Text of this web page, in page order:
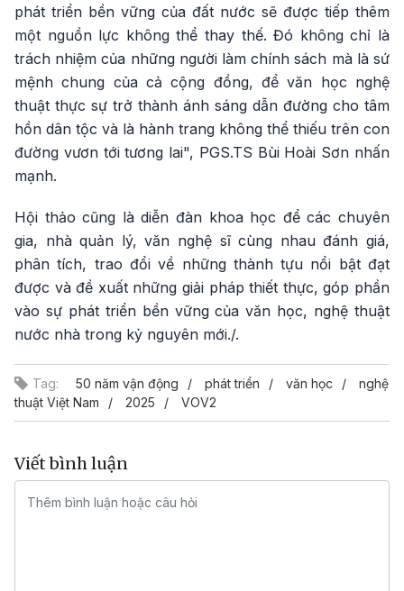
phát triển bền vững của đất nước sẽ được tiếp thêm
một nguồn lực không thể thay thế. Đó không chỉ là
trách nhiệm của những người làm chính sách mà là sứ
mệnh chung của cả cộng đồng, để văn học nghệ
thuật thực sự trở thành ánh sáng dẫn đường cho tâm
hồn dân tộc và là hành trang không thể thiếu trên con
đường vươn tới tương lai", PGS.TS Bùi Hoài Sơn nhấn
mạnh.
Hội thảo cũng là diễn đàn khoa học để các chuyên
gia, nhà quản lý, văn nghệ sĩ cùng nhau đánh giá,
phân tích, trao đổi về những thành tựu nổi bật đạt
được và đề xuất những giải pháp thiết thực, góp phần
vào sự phát triển bền vững của văn học, nghệ thuật
nước nhà trong kỷ nguyên mới./.
Tag: 50 năm vận động phát triển văn học
nghệ
thuật Việt Nam
2025 VOV2
Viết bình luận